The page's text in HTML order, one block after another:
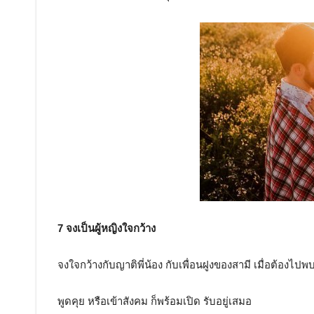
7 จงเป็นผู้หญิงใจกว้าง
จงใจกว้างกับญาติพี่น้อง กับเพื่อนฝูงของสามี เมื่อต้องไปพ
พูดคุย หรือเข้าสังคม ก็พร้อมเปิด รับอยู่เสมอ